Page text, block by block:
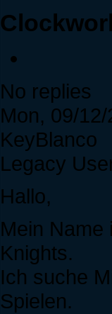
No replies
Mon, 09/
KeyBlanco
Legacy
Hallo,
Mein Name
Knights.
Ich suche
Spielen.